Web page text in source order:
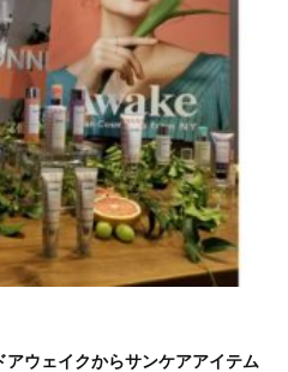
ウェイクからサンケアアイテム